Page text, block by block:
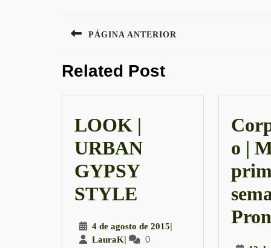
de
Post
PÁGINA ANTERIOR
post:
Related Post
LOOK |
URBAN
GYPSY
STYLE
URBAN
4 de agosto de 20154|
LauraKLauraK
|
0
o |